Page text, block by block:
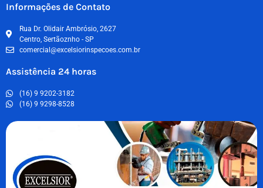
Informações de Contato
Rua Dr. Olidair Ambrósio, 2627
Centro, Sertãoznho - SP
comercial@excelsiorinspecoes.com.br
Assistência 24 horas
(16) 9 9202-3182
(16) 9 9298-8528